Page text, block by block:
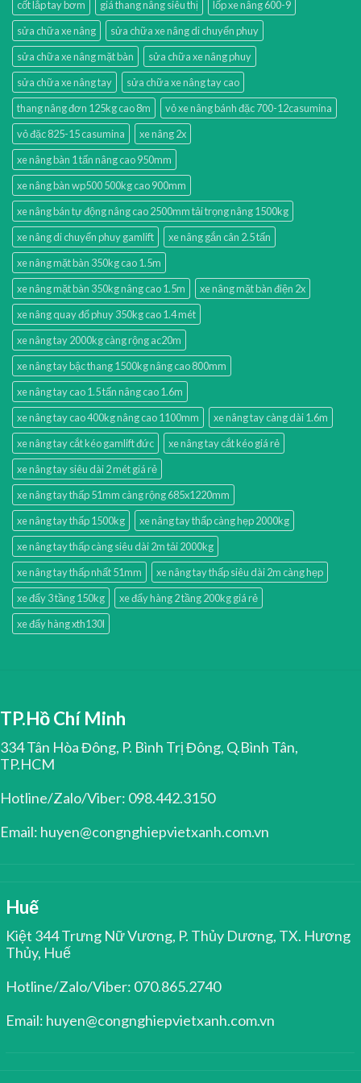
cốt lắp tay bơm giá thang nâng siêu thị
lốp xe nâng 600-9
sửa chữa xe nâng
sửa chữa xe nâng di chuyển phuy
sửa chữa xe nâng mặt bàn
sửa chữa xe nâng phuy
sửa chữa xe nâng tay
sửa chữa xe nâng tay cao
thang nâng đơn 125kg cao 8m
vỏ xe nâng bánh đặc 700-12casumina
vỏ đặc 825-15 casumina
xe nâng 2x
xe nâng bàn 1 tấn nâng cao 950mm
xe nâng bàn wp500 500kg cao 900mm
xe nâng bán tự động nâng cao 2500mm tải trọng nâng 1500kg
xe nâng di chuyển phuy gamlift
xe nâng gắn cân 2.5 tấn
xe nâng mặt bàn 350kg cao 1.5m
xe nâng mặt bàn 350kg nâng cao 1.5m
xe nâng mặt bàn điện 2x
xe nâng quay đổ phuy 350kg cao 1.4 mét
xe nâng tay 2000kg càng rộng ac20m
xe nâng tay bậc thang 1500kg nâng cao 800mm
xe nâng tay cao 1.5 tấn nâng cao 1.6m
xe nâng tay cao 400kg nâng cao 1100mm
xe nâng tay càng dài 1.6m
xe nâng tay cắt kéo gamlift đức
xe nâng tay cắt kéo giá rẻ
xe nâng tay siêu dài 2 mét giá rẻ
xe nâng tay thấp 51mm càng rộng 685x1220mm
xe nâng tay thấp 1500kg
xe nâng tay thấp càng hẹp 2000kg
xe nâng tay thấp càng siêu dài 2m tải 2000kg
xe nâng tay thấp nhất 51mm
xe nâng tay thấp siêu dài 2m càng hẹp
xe đẩy 3 tầng 150kg
xe đẩy hàng 2 tầng 200kg giá rẻ
xe đẩy hàng xth130l
TP.Hồ Chí Minh
334 Tân Hòa Đông, P. Bình Trị Đông, Q.Bình Tân,
TP.HCM
Hotline/Zalo/Viber: 098.442.3150
Email: huyen@congnghiepvietxanh.com.vn
Huế
Kiệt 344 Trưng Nữ Vương, P. Thủy Dương, TX. Hương
Thủy, Huế
Hotline/Zalo/Viber: 070.865.2740
Email: huyen@congnghiepvietxanh.com.vn